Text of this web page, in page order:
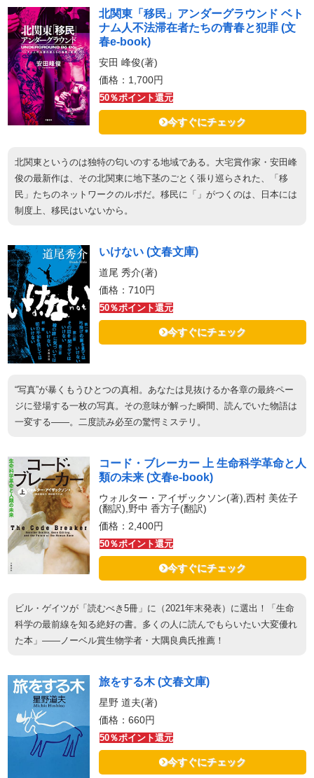
北関東「移民」アンダーグラウンド ベト
ナム人不法滞在者たちの青春と犯罪 (文
春e-book)
安田 峰俊(著)
価格：1,700円
50％ポイント還元
今すぐにチェック
北関東というのは独特の匂いのする地域である。大宅賞作家・安田峰
俊の最新作は、その北関東に地下茎のごとく張り巡らされた、「移
民」たちのネットワークのルポだ。移民に「」がつくのは、日本には
制度上、移民はいないから。
いけない (文春文庫)
道尾 秀介(著)
価格：710円
50％ポイント還元
今すぐにチェック
“写真”が暴くもうひとつの真相。あなたは見抜けるか各章の最終ペー
ジに登場する一枚の写真。その意味が解った瞬間、読んでいた物語は
一変する――。二度読み必至の驚愕ミステリ。
コード・ブレーカー 上 生命科学革命と人
類の未来 (文春e-book)
ウォルター・アイザックソン(著),西村 美佐子
(翻訳),野中 香方子(翻訳)
価格：2,400円
50％ポイント還元
今すぐにチェック
ビル・ゲイツが「読むべき5冊」に（2021年末発表）に選出！「生命
科学の最前線を知る絶好の書。多くの人に読んでもらいたい大変優れ
た本」――ノーベル賞生物学者・大隅良典氏推薦！
旅をする木 (文春文庫)
星野 道夫(著)
価格：660円
50％ポイント還元
今すぐにチェック